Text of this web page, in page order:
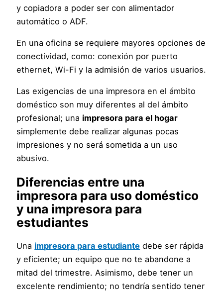
y copiadora a poder ser con alimentador
automático o ADF.
En una oficina se requiere mayores opciones de
conectividad, como: conexión por puerto
ethernet, Wi-Fi y la admisión de varios usuarios.
Las exigencias de una impresora en el ámbito
doméstico son muy diferentes al del ámbito
profesional; una impresora para el hogar
simplemente debe realizar algunas pocas
impresiones y no será sometida a un uso
abusivo.
Diferencias entre una
impresora para uso doméstico
y una impresora para
estudiantes
Una impresora para estudiante debe ser rápida
y eficiente; un equipo que no te abandone a
mitad del trimestre. Asimismo, debe tener un
excelente rendimiento; no tendría sentido tener